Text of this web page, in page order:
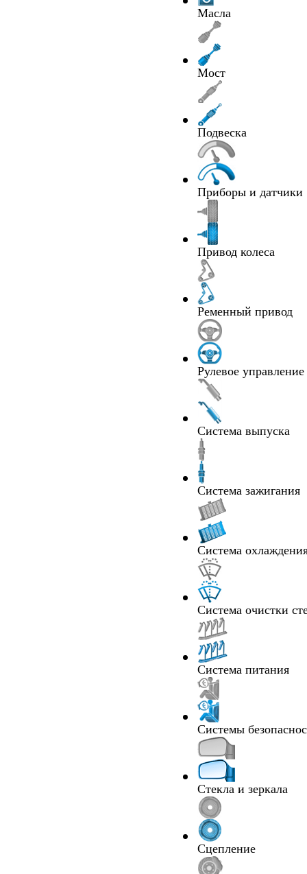
Масла
Мост
Подвеска
Приборы и датчики
Привод колеса
Ременный привод
Рулевое управление
Система выпуска
Система зажигания
Система
Система очистки
Система питания
Системы
Стекла и зеркала
Сцепление